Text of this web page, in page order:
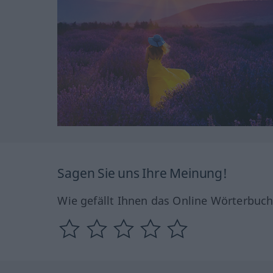
Sagen Sie uns Ihre Meinung!
Wie gefällt Ihnen das Online